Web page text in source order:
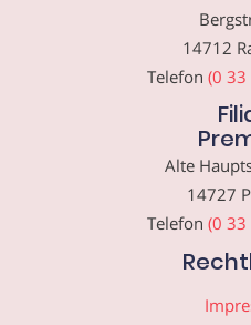
14712
Telefon (0
Alte
14727
Telefon (0